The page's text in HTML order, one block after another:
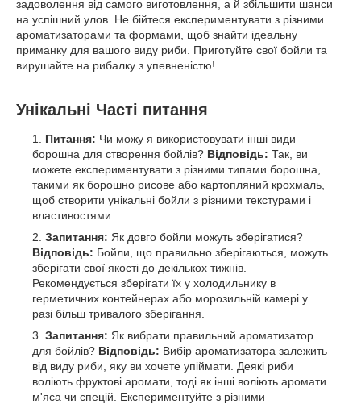
задоволення від самого виготовлення, а й збільшити шанси
на успішний улов. Не бійтеся експериментувати з різними
ароматизаторами та формами, щоб знайти ідеальну
приманку для вашого виду риби. Приготуйте свої бойли та
вирушайте на рибалку з упевненістю!
Унікальні Часті питання
Питання: Чи можу я використовувати інші види
борошна для створення бойлів? Відповідь: Так, ви
можете експериментувати з різними типами борошна,
такими як борошно рисове або картопляний крохмаль,
щоб створити унікальні бойли з різними текстурами і
властивостями.
Запитання: Як довго бойли можуть зберігатися?
Відповідь: Бойли, що правильно зберігаються, можуть
зберігати свої якості до декількох тижнів.
Рекомендується зберігати їх у холодильнику в
герметичних контейнерах або морозильній камері у
разі більш тривалого зберігання.
Запитання: Як вибрати правильний ароматизатор
для бойлів? Відповідь: Вибір ароматизатора залежить
від виду риби, яку ви хочете упіймати. Деякі риби
воліють фруктові аромати, тоді як інші воліють аромати
м'яса чи спецій. Експериментуйте з різними